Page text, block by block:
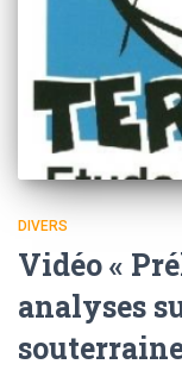
DIVERS
Vidéo «
analyses